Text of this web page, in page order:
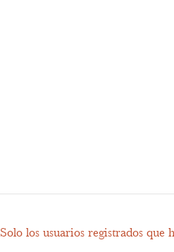
Solo los usuarios registrados